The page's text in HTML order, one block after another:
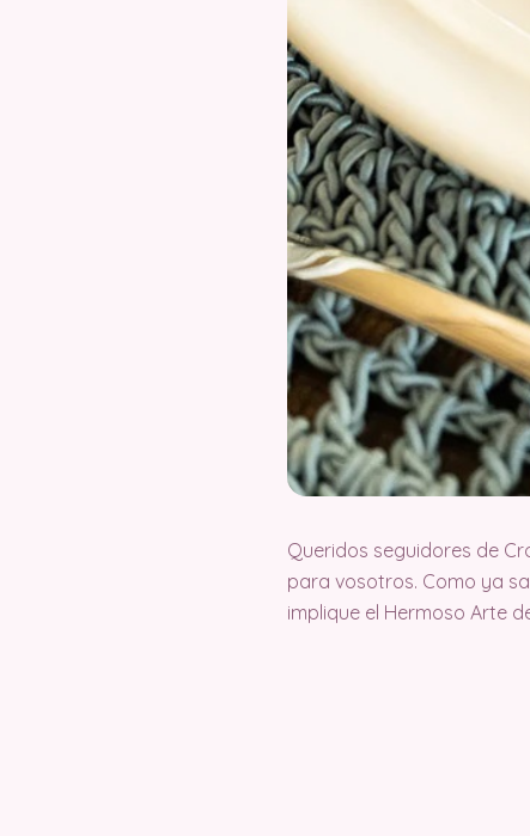
Queridos seguidores de
para vosotros. Como ya
implique el Hermoso Arte